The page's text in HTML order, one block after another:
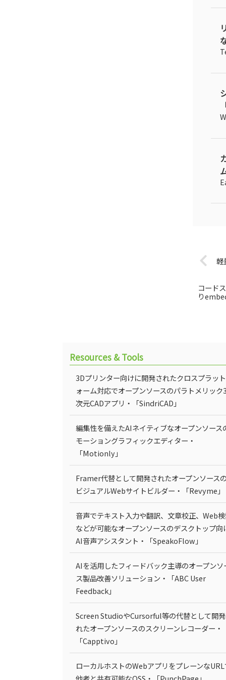
軽
コード
り
Resources & Tools
3Dプリンター向けに開発されたクロスプラッ
ォーム対応でオープンソースのパラトメリック
次元CADアプリ・「SindriCAD」
編集性を備えたAIネイティブなオープンソース
モーショングラフィックエディター・
「Motionly」
Framer代替として開発されたオープンソース
ビジュアルWebサイトビルダー・「Revyme」
音声でテキスト入力や翻訳、文章校正、Web
などが可能なオープンソースのデスクトップ向
AI音声アシスタント・「SpeakoFlow」
AIを活用したフィードバック主導のオープンソ
ス製品改善ソリューション・「ABC User
Feedback」
Screen StudioやCursorful等の代替として開
れたオープンソースのスクリーンレコーダー・
「Capptivo」
ローカルホストのWebアプリをプレーンな